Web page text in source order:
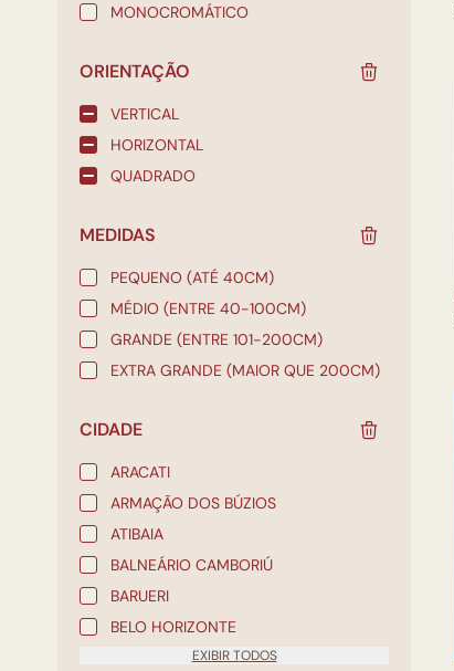
MONOCROMÁTICO
ORIENTAÇÃO
VERTICAL
HORIZONTAL
QUADRADO
MEDIDAS
PEQUENO (ATÉ 40CM)
MÉDIO (ENTRE 40-100CM)
GRANDE (ENTRE 101-200CM)
EXTRA GRANDE (MAIOR QUE 200CM)
CIDADE
ARACATI
ARMAÇÃO DOS BÚZIOS
ATIBAIA
BALNEÁRIO CAMBORIÚ
BARUERI
BELO HORIZONTE
EXIBIR TODOS